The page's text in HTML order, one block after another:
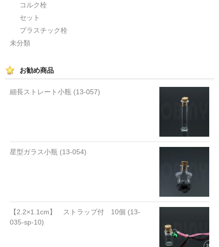
コルク栓
セット
プラスチック栓
未分類
お勧め商品
細長ストレート小瓶 (13-057)
星型ガラス小瓶 (13-054)
【2.2×1.1cm】 ストラップ付 10個 (13-
035-sp-10)